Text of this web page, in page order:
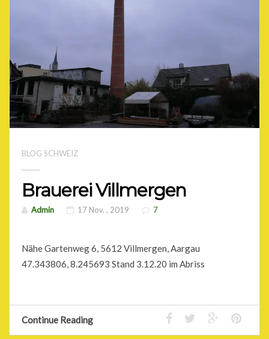
BLOG SCHWEIZ
Brauerei Villmergen
Admin 17 Nov. , 2019 7
Nähe Gartenweg 6, 5612 Villmergen, Aargau
47.343806, 8.245693 Stand 3.12.20 im Abriss
Continue Reading